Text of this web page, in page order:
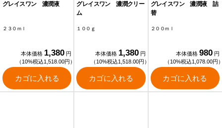
グレイスワン 濃潤液
２３０ｍｌ
本体価格 1,380 円
（10%税込1,518.00円）
カゴに入れる
グレイスワン 濃潤クリー
ム
１００ｇ
本体価格 1,380 円
（10%税込1,518.00円）
カゴに入れる
グレイスワン 濃潤液 詰
替
２００ｍｌ
本体価格 980 円
（10%税込1,078.00円
カゴに入れる